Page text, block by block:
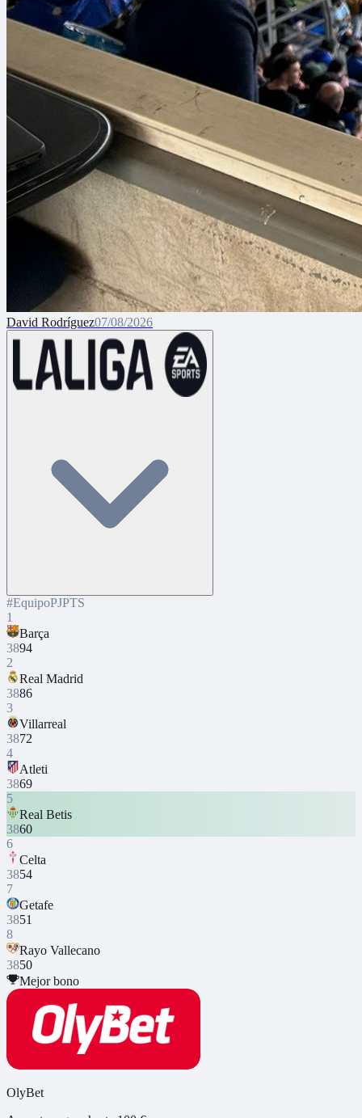
David Rodríguez07/08/2026
#EquipoPJPTS
1
Barça
3894
2
Real Madrid
3886
3
Villarreal
3872
4
Atleti
3869
5
Real Betis
3860
6
Celta
3854
7
Getafe
3851
8
Rayo Vallecano
3850
Mejor bono
OlyBet